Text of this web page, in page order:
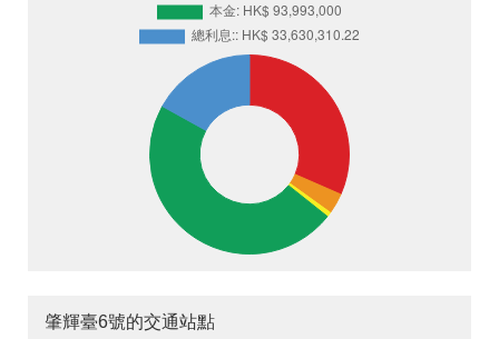
肇輝臺6號的交通站點